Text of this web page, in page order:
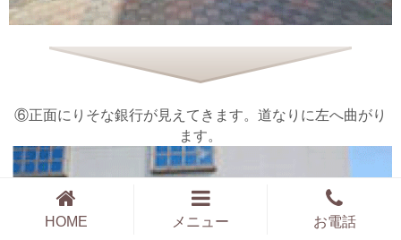
⑥正面にりそな銀行が見えてきます。道なりに左へ曲がり
ます。
HOME メニュー お電話